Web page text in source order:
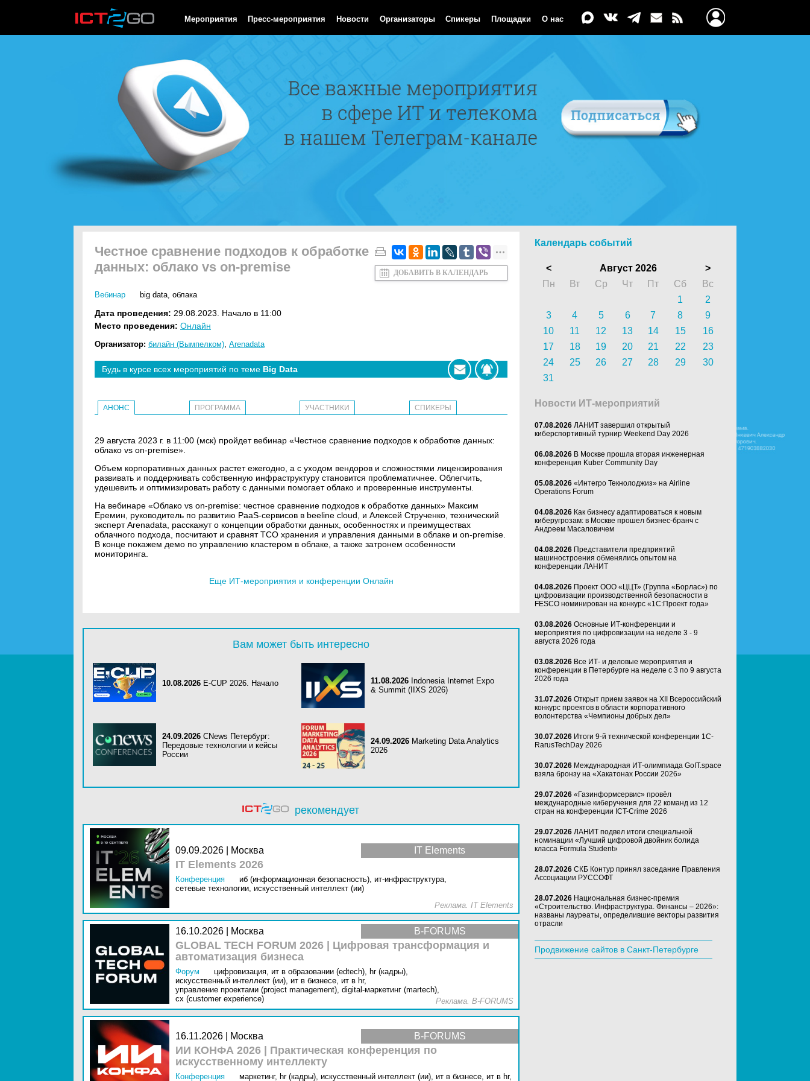
Мероприятия Пресс-мероприятия Новости Организаторы Спикеры Площадки О нас
Честное сравнение подходов к обработке
данных: облако vs on-premise
ДОБАВИТЬ В КАЛЕНДАРЬ
Вебинар big data, облака
Дата проведения: 29.08.2023. Начало в 11:00
Место проведения: Онлайн
Организатор: билайн (Вымпелком), Arenadata
Будь в курсе всех мероприятий по теме Big Data
АНОНС ПРОГРАММА УЧАСТНИКИ СПИКЕРЫ
29 августа 2023 г. в 11:00 (мск) пройдет вебинар «Честное сравнение подходов к обработке данных:
облако vs on-premise».
Объем корпоративных данных растет ежегодно, а с уходом вендоров и сложностями лицензирования
развивать и поддерживать собственную инфраструктуру становится проблематичнее. Облегчить,
удешевить и оптимизировать работу с данными помогает облако и проверенные инструменты.
На вебинаре «Облако vs on-premise: честное сравнение подходов к обработке данных» Максим
Еремин, руководитель по развитию PaaS-сервисов в beeline cloud, и Алексей Струченко, технический
эксперт Arenadata, расскажут о концепции обработки данных, особенностях и преимуществах
облачного подхода, посчитают и сравнят TCO хранения и управления данными в облаке и on-premise.
В конце покажем демо по управлению кластером в облаке, а также затронем особенности
мониторинга.
Еще ИТ-мероприятия и конференции Онлайн
Вам может быть интересно
10.08.2026 E-CUP 2026. Начало 11.08.2026 Indonesia Internet Expo
& Summit (IIXS 2026)
24.09.2026 CNews Петербург:
Передовые технологии и кейсы
России
24.09.2026 Marketing Data Analytics
2026
рекомендует
IT Elements
09.09.2026 | Москва
IT Elements 2026
Конференция иб (информационная безопасность), ит-инфраструктура,
сетевые технологии, искусственный интеллект (ии)
Реклама. IT Elements
B-FORUMS
16.10.2026 | Москва
GLOBAL TECH FORUM 2026 | Цифровая трансформация и
автоматизация бизнеса
Форум цифровизация, ит в образовании (edtech), hr (кадры),
искусственный интеллект (ии), ит в бизнесе, ит в hr,
управление проектами (project management), digital-маркетинг (martech),
cx (customer experience)
Реклама. B-FORUMS
B-FORUMS
16.11.2026 | Москва
ИИ КОНФА 2026 | Практическая конференция по
искусственному интеллекту
Конференция маркетинг, hr (кадры), искусственный интеллект (ии), ит в бизнесе, ит в hr,
Календарь событий
< Август 2026
>
Пн
Вт Ср Чт Пт Сб
Вс
1
2
3
4 5 6 7 8
9
10
11 12 13 14 15
16
17
18 19 20 21 22
23
24
25 26 27 28 29
30
31
Новости ИТ-мероприятий
07.08.2026 ЛАНИТ завершил открытый
киберспортивный турнир Weekend Day 2026
06.08.2026 В Москве прошла вторая инженерная
конференция Kuber Community Day
05.08.2026 «Интегро Текнолоджиз» на Airline
Operations Forum
04.08.2026 Как бизнесу адаптироваться к новым
киберугрозам: в Москве прошел бизнес-бранч с
Андреем Масаловичем
04.08.2026 Представители предприятий
машиностроения обменялись опытом на
конференции ЛАНИТ
04.08.2026 Проект ООО «ЦЦТ» (Группа «Борлас») по
цифровизации производственной безопасности в
FESCO номинирован на конкурс «1С:Проект года»
03.08.2026 Основные ИТ-конференции и
мероприятия по цифровизации на неделе 3 - 9
августа 2026 года
03.08.2026 Все ИТ- и деловые мероприятия и
конференции в Петербурге на неделе с 3 по 9 августа
2026 года
31.07.2026 Открыт прием заявок на XII Всероссийский
конкурс проектов в области корпоративного
волонтерства «Чемпионы добрых дел»
30.07.2026 Итоги 9-й технической конференции 1C-
RarusTechDay 2026
30.07.2026 Международная ИТ-олимпиада GoIT.space
взяла бронзу на «Хакатонах России 2026»
29.07.2026 «Газинформсервис» провёл
международные киберучения для 22 команд из 12
стран на конференции ICT-Crime 2026
29.07.2026 ЛАНИТ подвел итоги специальной
номинации «Лучший цифровой двойник болида
класса Formula Student»
28.07.2026 СКБ Контур принял заседание Правления
Ассоциации РУССОФТ
28.07.2026 Национальная бизнес-премия
«Строительство. Инфраструктура. Финансы – 2026»:
названы лауреаты, определившие векторы развития
отрасли
Продвижение сайтов в Санкт-Петербурге